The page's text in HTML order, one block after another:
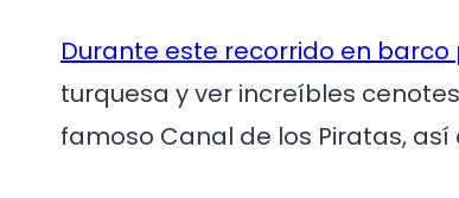
Durante este recorrido en
turquesa y ver increíbles
famoso Canal de los Piratas,